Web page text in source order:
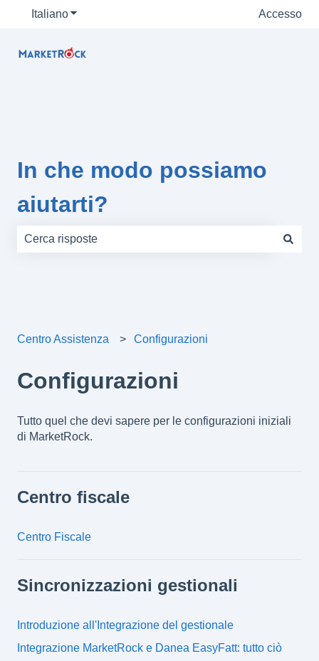
ItalianoMostra sottomenu per le traduzioni Accesso
In che modo possiamo
aiutarti?
Centro Assistenza Configurazioni
Configurazioni
Tutto quel che devi sapere per le configurazioni iniziali
di MarketRock.
Centro fiscale
Centro Fiscale
Sincronizzazioni gestionali
Introduzione all'Integrazione del gestionale
Integrazione MarketRock e Danea EasyFatt: tutto ciò